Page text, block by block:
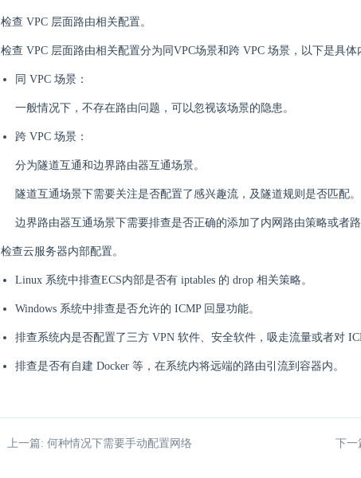
检查 VPC 层面路由相关配置。
检查 VPC 层面路由相关配置分为同VPC场景和跨 VPC 场景，以下是具体
同 VPC 场景：
一般情况下，不存在路由问题，可以忽视该场景的隐患。
跨 VPC 场景：
分为隧道互通和边界路由器互通场景。
隧道互通场景下需要关注是否配置了感兴趣流，及隧道规则是否匹配。
边界路由器互通场景下需要排查是否正确的添加了内网路由策略或者
检查云服务器内部配置。
Linux 系统中排查ECS内部是否有 iptables 的 drop 相关策略。
Windows 系统中排查是否允许的 ICMP 回显功能。
排查系统内是否配置了三方 VPN 软件、安全软件，吸走流量或者对
排查是否有自建 Docker 等，在系统内将远端的路由引流到容器内。
上一篇: 何种情况下需要手动配置网络 下一